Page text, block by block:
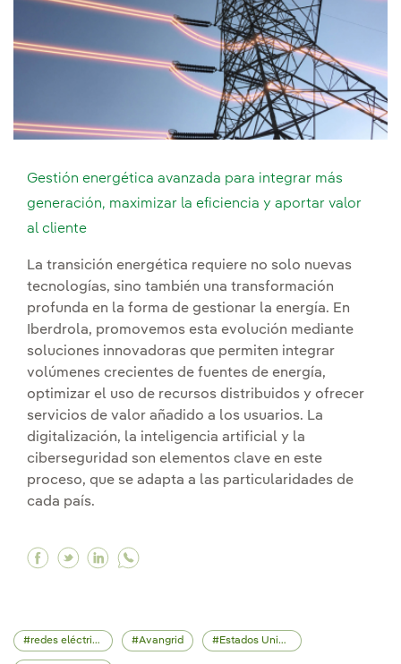
Gestión energética avanzada para integrar más
generación, maximizar la eficiencia y aportar valor
al cliente
La transición energética requiere no solo nuevas
tecnologías, sino también una transformación
profunda en la forma de gestionar la energía. En
Iberdrola, promovemos esta evolución mediante
soluciones innovadoras que permiten integrar
volúmenes crecientes de fuentes de energía,
optimizar el uso de recursos distribuidos y ofrecer
servicios de valor añadido a los usuarios. La
digitalización, la inteligencia artificial y la
ciberseguridad son elementos clave en este
proceso, que se adapta a las particularidades de
cada país.
Facebook Gestión energética avanzada para
Twitter Gestión energética avanzada
Linkedin Gestión energética
redes eléctricas Avangrid Estados Unidos